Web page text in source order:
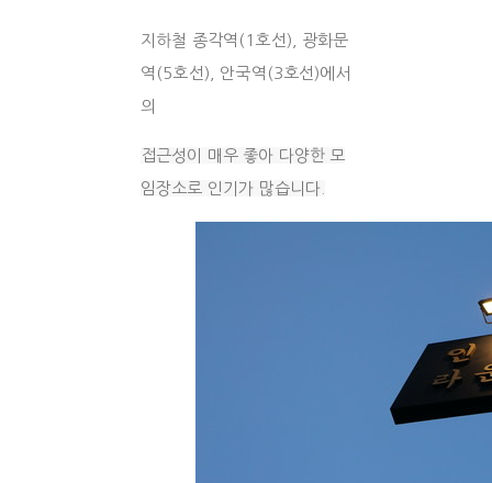
지하철 종각역(1호선), 광화문
역(5호선), 안국역(3호선)에서
의
접근성이 매우 좋아 다양한 모
임장소로 인기가 많습니다.